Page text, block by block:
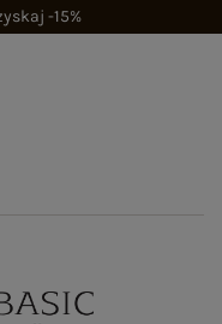
-15%